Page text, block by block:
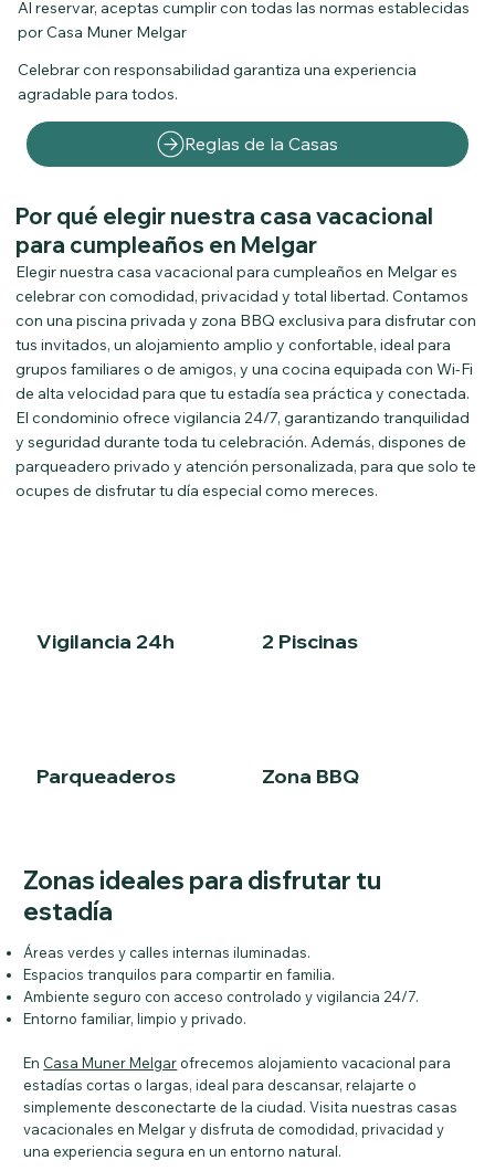
Zonas ideales para disfrutar tu
estadía
Áreas verdes y calles internas iluminadas.
Espacios tranquilos para compartir en familia.
Ambiente seguro con acceso controlado y vigilancia 24/7.
Entorno familiar, limpio y privado.
En Casa Muner Melgar ofrecemos alojamiento vacacional para
estadías cortas o largas, ideal para descansar, relajarte o
simplemente desconectarte de la ciudad. Visita nuestras casas
vacacionales en Melgar y disfruta de comodidad, privacidad y
una experiencia segura en un entorno natural.
Al reservar, aceptas cumplir con todas las normas establecidas
por Casa Muner Melgar
Celebrar con responsabilidad garantiza una experiencia
agradable para todos.
Reglas de la Casas
Por qué elegir nuestra casa vacacional
para cumpleaños en Melgar
Elegir nuestra casa vacacional para cumpleaños en Melgar es
celebrar con comodidad, privacidad y total libertad. Contamos
con una piscina privada y zona BBQ exclusiva para disfrutar con
tus invitados, un alojamiento amplio y confortable, ideal para
grupos familiares o de amigos, y una cocina equipada con Wi-Fi
de alta velocidad para que tu estadía sea práctica y conectada.
El condominio ofrece vigilancia 24/7, garantizando tranquilidad
y seguridad durante toda tu celebración. Además, dispones de
parqueadero privado y atención personalizada, para que solo te
ocupes de disfrutar tu día especial como mereces.
Vigilancia 24h 2 Piscinas
Parqueaderos Zona BBQ